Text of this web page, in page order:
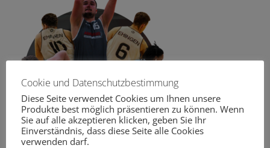
Cookie und Datenschutzbestimmung
Diese Seite verwendet Cookies um Ihnen unsere
Produkte best möglich präsentieren zu können. Wenn
Sie auf alle akzeptieren klicken, geben Sie Ihr
Einverständnis, dass diese Seite alle Cookies
verwenden darf.